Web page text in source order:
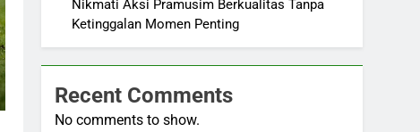
Nikmati Aksi Pramusim Berkualitas Tanpa
Ketinggalan Momen Penting
Recent Comments
No comments to show.